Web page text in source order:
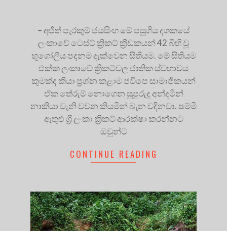
– අජිත් පැරකුම් ජයසිංහ මේ පසුගිය දශකයේ
ලංකා‍වේ ටෙස්ට් ක්‍රිකට් ක්‍රීඩකයන් 42 බිහි වූ
භූගෝලීය පදනම දැක්වෙන සිතියම. මේ සිතියම
එක්ක ලංකාවේ ක්‍රිකට්වල ජාතික ස්වභාවය
කුමක්ද කියා ප්‍රශ්න කළාම ජවිපෙ සාමාජිකයන්
ඒක තේරුම් නොගෙන සුපුරුදු අන්දමින්
නාකියා වැනි වචන කියමින් බැන වදිනවා. ෂම්මි
ඇතුළු ශ්‍රී ලංකා ක්‍රිකට් ආරක්ෂා කරන්නට
ඔවුන්ට
CONTINUE READING